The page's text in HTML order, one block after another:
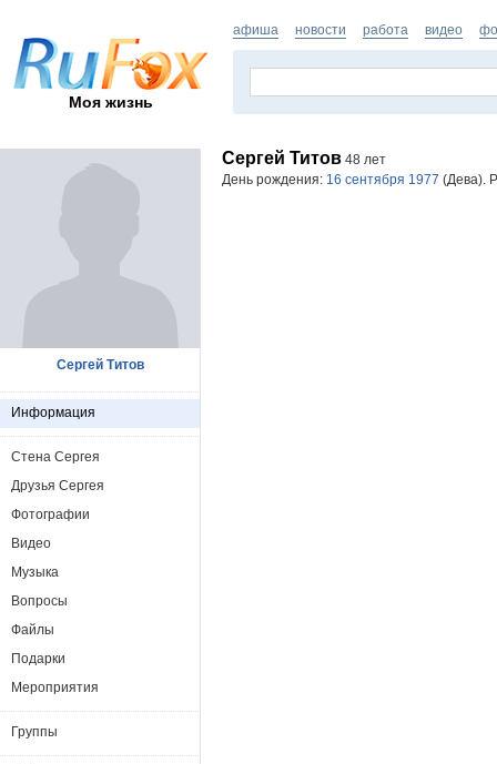
Моя жизнь
афиша новости работа видео
Сергей Титов 48 лет
День рождения: 16 сентября 1977 (Дева).
Сергей Титов
Информация
Стена Сергея
Друзья Сергея
Фотографии
Видео
Музыка
Вопросы
Файлы
Подарки
Мероприятия
Группы